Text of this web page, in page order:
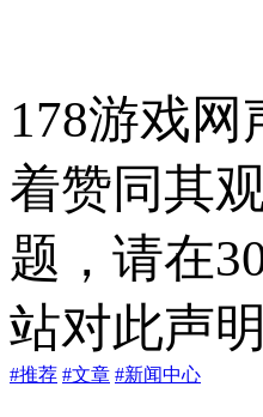
178游戏
着赞同其
题，请在
站对此声
#推荐 #文章 #新闻中心